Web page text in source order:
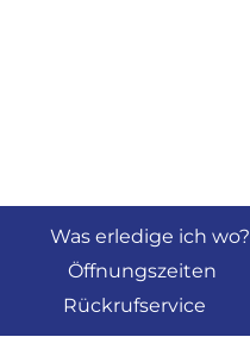
Was erledige ich wo?
Öffnungszeiten
Rückrufservice